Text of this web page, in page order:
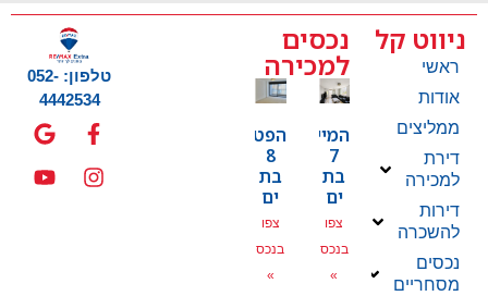
ניווט קל
ראשי
אודות
ממליצים
דירת
למכירה
דירות
להשכרה
נכסים
מסחריים
נכסים
למכירה
המייסדים
7
בת
ים
צפו
בנכס
»
הפטמן
8
בת
ים
צפו
בנכס
»
טלפון: 052-
4442534